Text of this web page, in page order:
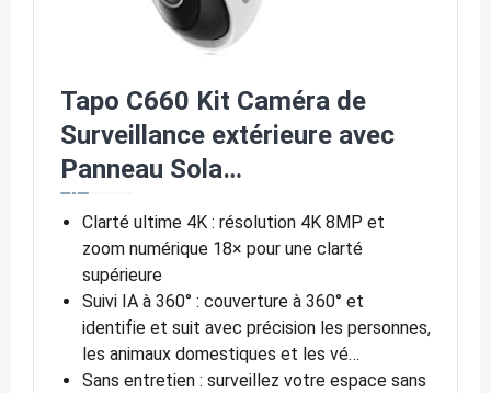
Tapo C660 Kit Caméra de
Surveillance extérieure avec
Panneau Sola…
Clarté ultime 4K : résolution 4K 8MP et
zoom numérique 18× pour une clarté
supérieure
Suivi IA à 360° : couverture à 360° et
identifie et suit avec précision les personnes,
les animaux domestiques et les vé…
Sans entretien : surveillez votre espace sans